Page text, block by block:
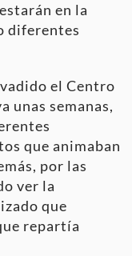
en la
diferentes
el Centro
unas semanas,
que animaban
por las
ver la
que
repartía